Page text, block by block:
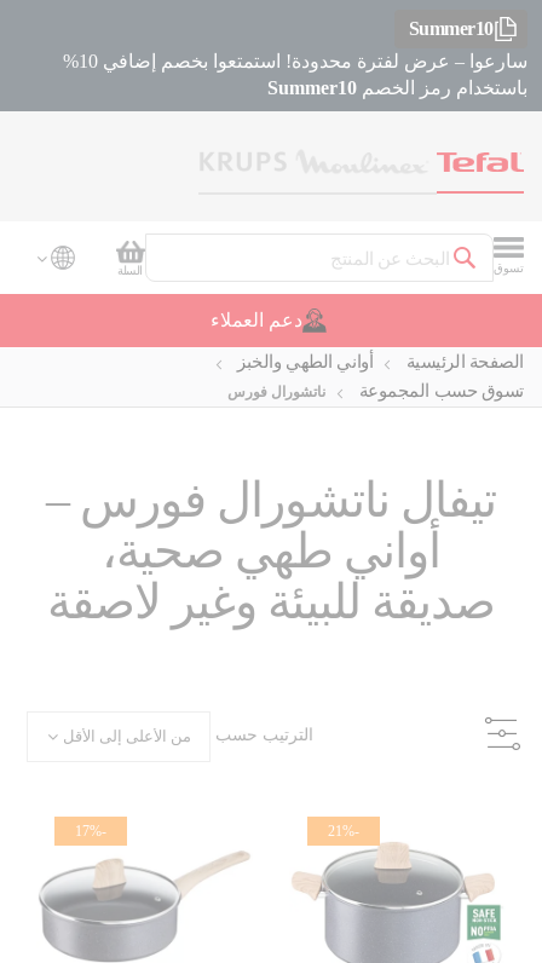
Summer10
سارعوا – عرض لفترة محدودة! استمتعوا بخصم إضافي 10%
باستخدام رمز الخصم Summer10
تسوق
بحث
سلة
السلة
دعم العملاء
الصفحة الرئيسية
أواني الطهي والخبز
تسوق حسب المجموعة
ناتشورال فورس
تيفال ناتشورال فورس –
أواني طهي صحية،
صديقة للبيئة وغير لاصقة
الترتيب حسب
-21%
-17%